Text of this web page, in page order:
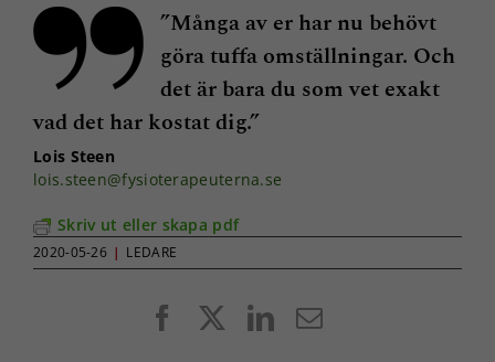
”Många av er har nu behövt
göra tuffa omställningar. Och
det är bara du som vet exakt
vad det har kostat dig.”
Lois Steen
lois.steen@fysioterapeuterna.se
Skriv ut eller skapa pdf
2020-05-26 | LEDARE
FacebookLinkedIn
E-